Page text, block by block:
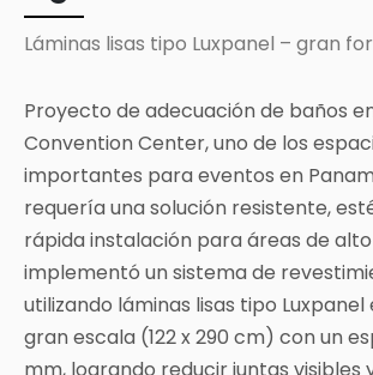
Láminas lisas tipo Luxpanel – gran
Proyecto de adecuación de baños
Convention Center, uno de los
importantes para eventos en
requería una solución resistente,
rápida instalación para áreas de alto
implementó un sistema de
utilizando láminas lisas tipo
gran escala (122 x 290 cm) con un